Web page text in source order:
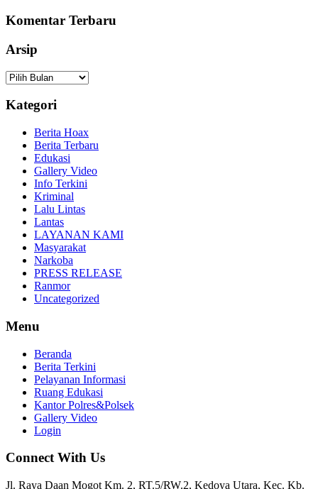
Komentar Terbaru
Arsip
Arsip
Kategori
Berita Hoax
Berita Terbaru
Edukasi
Gallery Video
Info Terkini
Kriminal
Lalu Lintas
Lantas
LAYANAN KAMI
Masyarakat
Narkoba
PRESS RELEASE
Ranmor
Uncategorized
Menu
Beranda
Berita Terkini
Pelayanan Informasi
Ruang Edukasi
Kantor Polres&Polsek
Gallery Video
Login
Connect With Us
Jl. Raya Daan Mogot Km. 2, RT.5/RW.2, Kedoya Utara, Kec. Kb.